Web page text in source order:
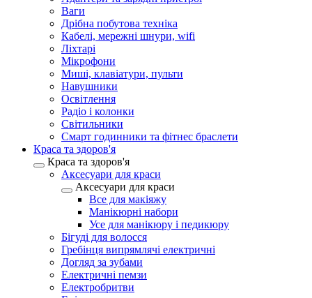
Ваги
Дрібна побутова техніка
Кабелі, мережні шнури, wifi
Ліхтарі
Мікрофони
Миші, клавіатури, пульти
Навушники
Освітлення
Радіо і колонки
Світильники
Смарт годинники та фітнес браслети
Краса та здоров'я
Краса та здоров'я
Аксесуари для краси
Аксесуари для краси
Все для макіяжу
Манікюрні набори
Усе для манікюру і педикюру
Бігуді для волосся
Гребінця випрямлячі електричні
Догляд за зубами
Електричні пемзи
Електробритви